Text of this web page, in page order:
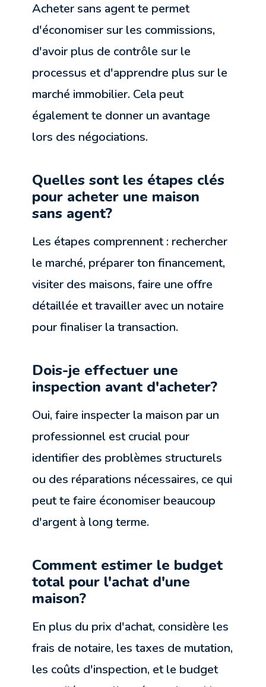
Acheter sans agent te permet
d'économiser sur les commissions,
d'avoir plus de contrôle sur le
processus et d'apprendre plus sur le
marché immobilier. Cela peut
également te donner un avantage
lors des négociations.
Quelles sont les étapes clés
pour acheter une maison
sans agent?
Les étapes comprennent : rechercher
le marché, préparer ton financement,
visiter des maisons, faire une offre
détaillée et travailler avec un notaire
pour finaliser la transaction.
Dois-je effectuer une
inspection avant d'acheter?
Oui, faire inspecter la maison par un
professionnel est crucial pour
identifier des problèmes structurels
ou des réparations nécessaires, ce qui
peut te faire économiser beaucoup
d'argent à long terme.
Comment estimer le budget
total pour l'achat d'une
maison?
En plus du prix d'achat, considère les
frais de notaire, les taxes de mutation,
les coûts d'inspection, et le budget